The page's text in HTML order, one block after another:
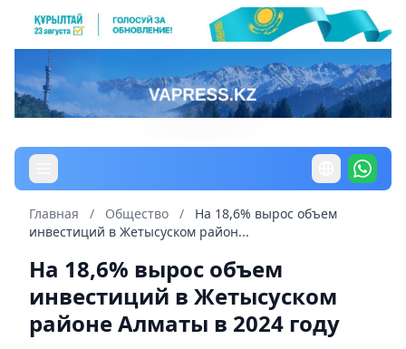
Главная / Общество /
На 18,6% вырос объем
инвестиций в Жетысуском район...
На 18,6% вырос объем
инвестиций в Жетысуском
районе Алматы в 2024 году